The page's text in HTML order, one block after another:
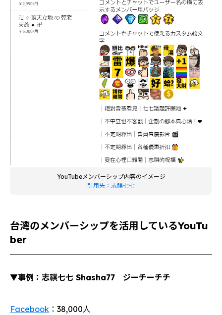
YouTubeメンバーシップ内容のイメージ
引用先：志祺七七
台湾のメンバーシップを活用しているYouTu
ber
▼事例：志祺七七 Shasha77 ジーチーチチ
Facebook ：38,000人